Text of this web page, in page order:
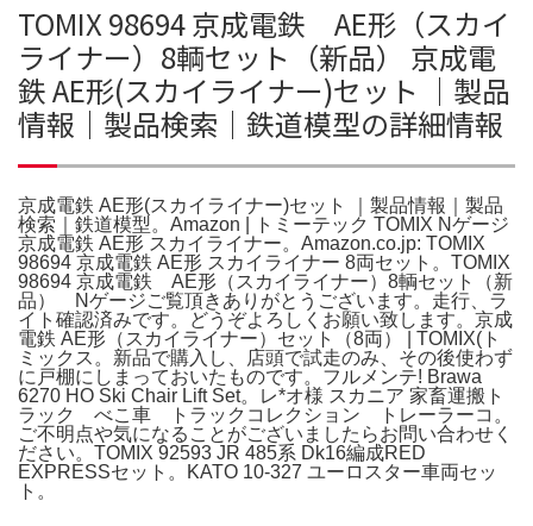
TOMIX 98694 京成電鉄 AE形（スカイ
ライナー）8輌セット（新品） 京成電
鉄 AE形(スカイライナー)セット ｜製品
情報｜製品検索｜鉄道模型の詳細情報
京成電鉄 AE形(スカイライナー)セット ｜製品情報｜製品
検索｜鉄道模型。Amazon | トミーテック TOMIX Nゲージ
京成電鉄 AE形 スカイライナー。Amazon.co.jp: TOMIX
98694 京成電鉄 AE形 スカイライナー 8両セット。TOMIX
98694 京成電鉄 AE形（スカイライナー）8輌セット（新
品） Nゲージご覧頂きありがとうございます。走行、ラ
イト確認済みです。どうぞよろしくお願い致します。京成
電鉄 AE形（スカイライナー）セット（8両） | TOMIX(ト
ミックス。新品で購入し、店頭で試走のみ、その後使わず
に戸棚にしまっておいたものです。フルメンテ! Brawa
6270 HO Ski Chair Lift Set。レ*オ様 スカニア 家畜運搬ト
ラック べこ車 トラックコレクション トレーラーコ。
ご不明点や気になることがございましたらお問い合わせく
ださい。TOMIX 92593 JR 485系 Dk16編成RED
EXPRESSセット。KATO 10-327 ユーロスター車両セッ
ト。